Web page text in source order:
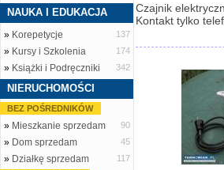
NAUKA I EDUKACJA
» Korepetycje 137
» Kursy i Szkolenia 174
» Książki i Podręczniki 342
NIERUCHOMOŚCI
BEZ POŚREDNIKÓW
» Mieszkanie sprzedam 90
» Dom sprzedam 45
» Działkę sprzedam
117
Czajnik
Kontakt tylko